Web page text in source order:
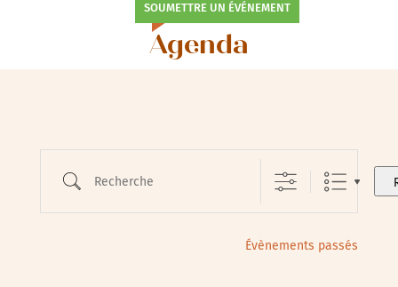
SOUMETTRE UN ÉVÉNEMENT
Agenda
Évènements passés